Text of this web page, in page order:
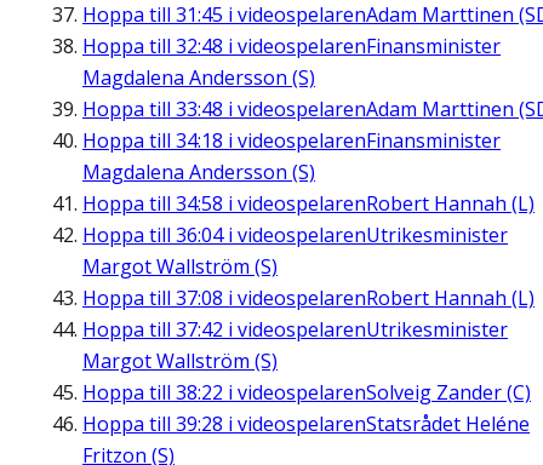
Hoppa till 31:45 i videospelarenAdam Marttinen
Hoppa till 32:48 i videospelarenFinansminister
Magdalena Andersson (S)
Hoppa till 33:48 i videospelarenAdam Marttinen
Hoppa till 34:18 i videospelarenFinansminister
Magdalena Andersson (S)
Hoppa till 34:58 i videospelarenRobert Hannah (L)
Hoppa till 36:04i videospelarenUtrikesminister
Margot Wallström (S)
Hoppa till 37:08 i videospelarenRobert Hannah (L)
Hoppa till 37:42 i videospelarenUtrikesminister
Margot Wallström (S)
Hoppa till 38:22 i videospelarenSolveig Zander (C)
Hoppa till 39:28 i videospelarenStatsrådet Heléne
Fritzon (S)